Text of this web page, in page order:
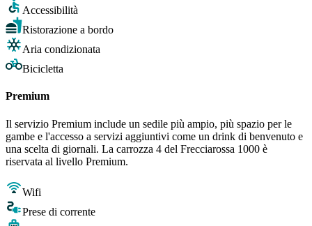
Accessibilità
Ristorazione a bordo
Aria condizionata
Bicicletta
Premium
Il servizio Premium include un sedile più ampio, più spazio per le
gambe e l'accesso a servizi aggiuntivi come un drink di benvenuto e
una scelta di giornali. La carrozza 4 del Frecciarossa 1000 è
riservata al livello Premium.
Wifi
Prese di corrente